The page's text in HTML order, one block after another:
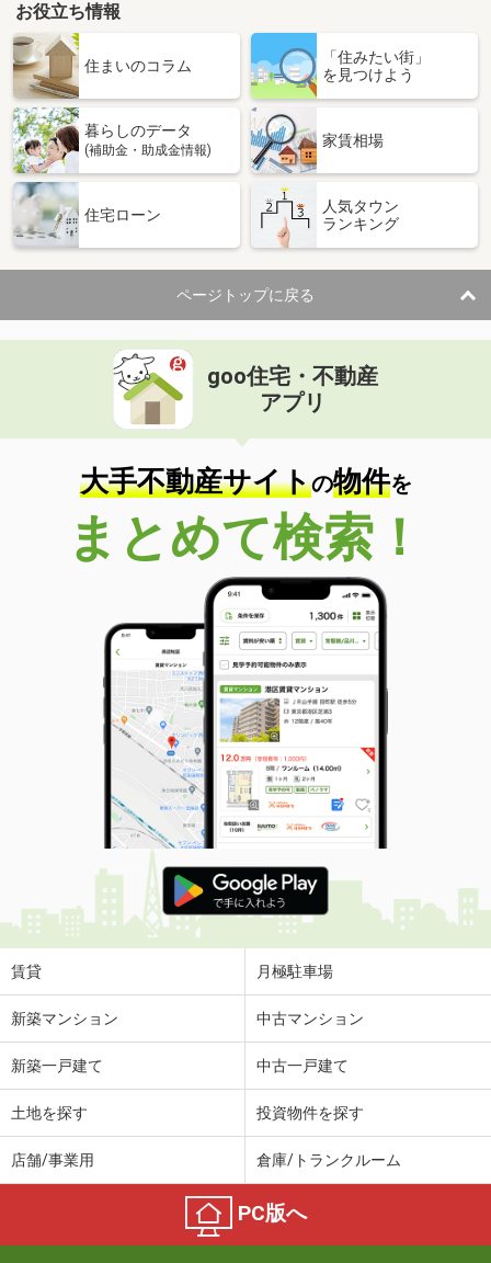
お役立ち情報
住まいのコラム
「住みたい街」
を見つけよう
暮らしのデータ
(補助金・助成金情報)
家賃相場
住宅ローン
人気タウン
ランキング
ページトップに戻る
goo住宅・不動産
アプリ
大手不動産サイトの物件を
まとめて検索！
賃貸 月極駐車場
新築マンション 中古マンション
新築一戸建て 中古一戸建て
土地を探す 投資物件を探す
店舗/事業用 倉庫/トランクルーム
PC版へ